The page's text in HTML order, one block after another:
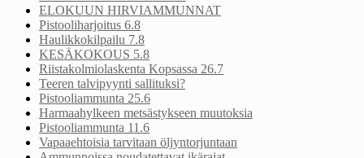
ELOKUUN HIRVIAMMUNNAT
Pistooliharjoitus 6.8
Haulikkokilpailu 7.8
KESÄKOKOUS 5.8
Riistakolmiolaskenta Kopsassa 26.7
Teeren talvipyynti sallituksi?
Pistooliammunta 25.6
Harmaahylkeen metsästykseen muutoksia
Pistooliammunta 11.6
Vapaaehtoisia tarvitaan öljyntorjuntaan